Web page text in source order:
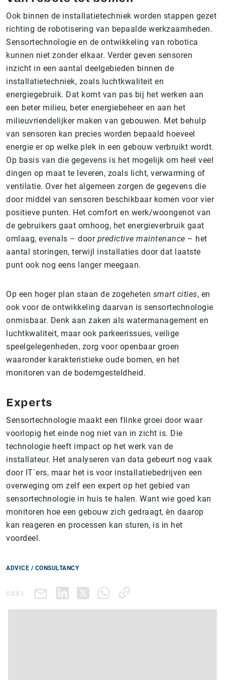
Ook binnen de installatietechniek worden stappen gezet
richting de robotisering van bepaalde werkzaamheden.
Sensortechnologie en de ontwikkeling van robotica
kunnen niet zonder elkaar. Verder geven sensoren
inzicht in een aantal deelgebieden binnen de
installatietechniek, zoals luchtkwaliteit en
energiegebruik. Dat komt van pas bij het werken aan
een beter milieu, beter energiebeheer en aan het
milieuvriendelijker maken van gebouwen. Met behulp
van sensoren kan precies worden bepaald hoeveel
energie er op welke plek in een gebouw verbruikt wordt.
Op basis van die gegevens is het mogelijk om heel veel
dingen op maat te leveren, zoals licht, verwarming of
ventilatie. Over het algemeen zorgen de gegevens die
door middel van sensoren beschikbaar komen voor vier
positieve punten. Het comfort en werk/woongenot van
de gebruikers gaat omhoog, het energieverbruik gaat
omlaag, evenals – door predictive maintenance – het
aantal storingen, terwijl installaties door dat laatste
punt ook nog eens langer meegaan.
Op een hoger plan staan de zogeheten smart cities, en
ook voor de ontwikkeling daarvan is sensortechnologie
onmisbaar. Denk aan zaken als watermanagement en
luchtkwaliteit, maar ook parkeerissues, veilige
speelgelegenheden, zorg voor openbaar groen
waaronder karakteristieke oude bomen, en het
monitoren van de bodemgesteldheid.
Experts
Sensortechnologie maakt een flinke groei door waar
voorlopig het einde nog niet van in zicht is. Die
technologie heeft impact op het werk van de
installateur. Het analyseren van data gebeurt nog vaak
door IT`ers, maar het is voor installatiebedrijven een
overweging om zelf een expert op het gebied van
sensortechnologie in huis te halen. Want wie goed kan
monitoren hoe een gebouw zich gedraagt, èn daarop
kan reageren en processen kan sturen, is in het
voordeel.
ADVICE / CONSULTANCY
DEEL